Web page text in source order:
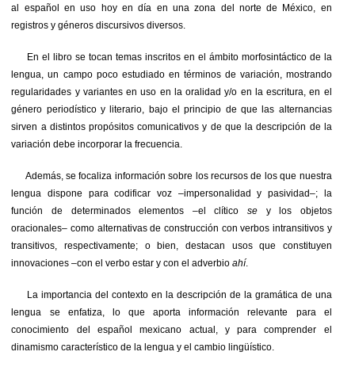
al español en uso hoy en día en una zona del norte de México, en
registros y géneros discursivos diversos.
En el libro se tocan temas inscritos en el ámbito morfosintáctico de la
lengua, un campo poco estudiado en términos de variación, mostrando
regularidades y variantes en uso en la oralidad y/o en la escritura, en el
género periodístico y literario, bajo el principio de que las alternancias
sirven a distintos propósitos comunicativos y de que la descripción de la
variación debe incorporar la frecuencia.
Además, se focaliza información sobre los recursos de los que nuestra
lengua dispone para codificar voz –impersonalidad y pasividad–; la
función de determinados elementos –el clítico sey los objetos
oracionales– como alternativas de construcción con verbos intransitivos y
transitivos, respectivamente; o bien, destacan usos que constituyen
innovaciones –con el verbo estar y con el adverbioahí.
La importancia del contexto en la descripción de la gramática de una
lengua se enfatiza, lo que aporta información relevante para el
conocimiento del español mexicano actual, y para comprender el
dinamismo característico de la lengua y el cambio lingüístico.